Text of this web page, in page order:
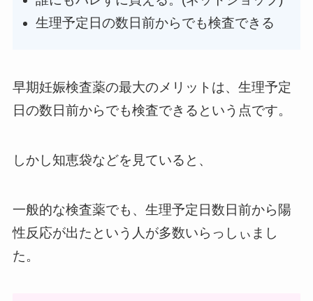
生理予定日の数日前からでも検査できる
早期妊娠検査薬の最大のメリットは、生理予定
日の数日前からでも検査できるという点です。
しかし知恵袋などを見ていると、
一般的な検査薬でも、生理予定日数日前から陽
性反応が出たという人が多数いらっしぃまし
た。